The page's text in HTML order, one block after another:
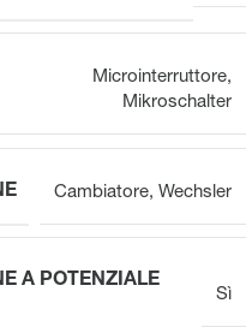
Microinterruttore,
Mikroschalter
Cambiatore, Wechsler
A POTENZIALE
Sì